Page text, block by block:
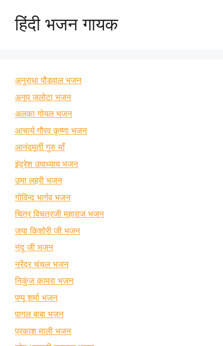
हिंदी भजन गायक
अनुराधा पौडवाल भजन
अनूप जलोटा भजन
अलका गोयल भजन
आचार्य गौरव कृष्णा भजन
आनंदमूर्ती गुरु माँ
इंद्रेश उपाध्याय भजन
उमा लहरी भजन
गोविन्द भार्गव भजन
चित्र विचत्रजी महाराज भजन
जया किशोरी जी भजन
नंदू जी भजन
नरेंद्र चंचल भजन
निकुंज कामरा भजन
पप्पू शर्मा भजन
पागल बाबा भजन
प्रकाश माली भजन